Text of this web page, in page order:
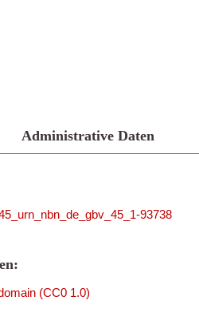
Administrative Daten
93738
(CC0 1.0)